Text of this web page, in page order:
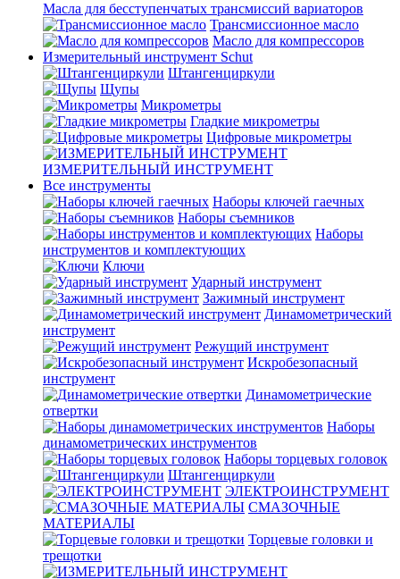
Масла для бесступенчатых трансмиссий вариаторов
Трансмиссионное масло
Масло для компрессоров
Измерительный инструмент Schut
Штангенциркули
Щупы
Микрометры
Гладкие микрометры
Цифровые микрометры
ИЗМЕРИТЕЛЬНЫЙ ИНСТРУМЕНТ
Все инструменты
Наборы ключей гаечных
Наборы съемников
Наборы
инструментов и комплектующих
Ключи
Ударный инструмент
Зажимный инструмент
Динамометрический
инструмент
Режущий инструмент
Искробезопасный
инструмент
Динамометрические
отвертки
Наборы
динамометрических инструментов
Наборы торцевых головок
Штангенциркули
ЭЛЕКТРОИНСТРУМЕНТ
СМАЗОЧНЫЕ
МАТЕРИАЛЫ
Торцевые головки и
трещотки